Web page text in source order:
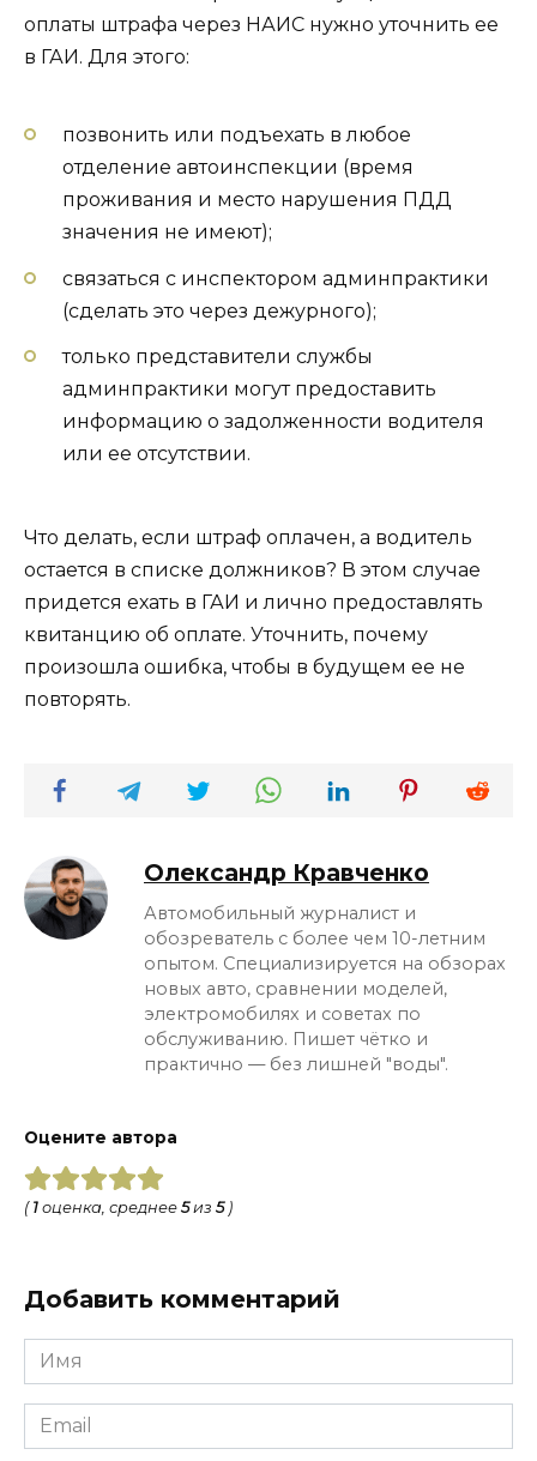
оплаты штрафа через НАИС нужно уточнить ее
в ГАИ. Для этого:
позвонить или подъехать в любое
отделение автоинспекции (время
проживания и место нарушения ПДД
значения не имеют);
связаться с инспектором админпрактики
(сделать это через дежурного);
только представители службы
админпрактики могут предоставить
информацию о задолженности водителя
или ее отсутствии.
Что делать, если штраф оплачен, а водитель
остается в списке должников? В этом случае
придется ехать в ГАИ и лично предоставлять
квитанцию об оплате. Уточнить, почему
произошла ошибка, чтобы в будущем ее не
повторять.
Олександр Кравченко
Автомобильный журналист и
обозреватель с более чем 10-летним
опытом. Специализируется на обзорах
новых авто, сравнении моделей,
электромобилях и советах по
обслуживанию. Пишет чётко и
практично — без лишней "воды".
Оцените автора
( 1 оценка, среднее 5из 5)
Добавить комментарий
Имя
*
Email
*